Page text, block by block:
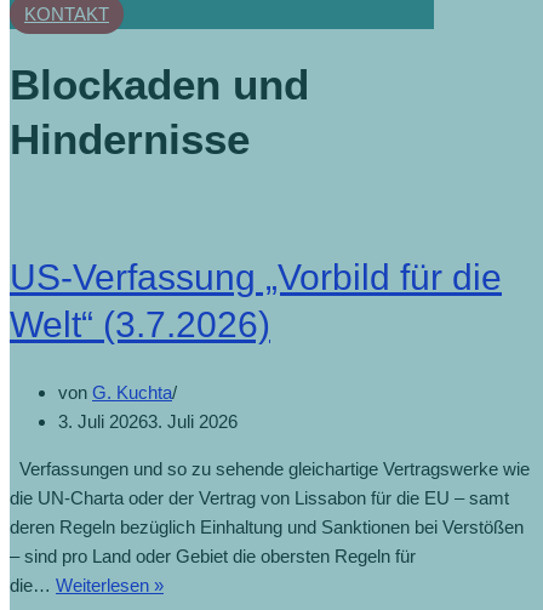
KONTAKT
Blockaden und
Hindernisse
US-Verfassung „Vorbild für die
Welt“ (3.7.2026)
von G. Kuchta
3. Juli 20263. Juli 2026
Verfassungen und so zu sehende gleichartige Vertragswerke wie
die UN-Charta oder der Vertrag von Lissabon für die EU – samt
deren Regeln bezüglich Einhaltung und Sanktionen bei Verstößen
– sind pro Land oder Gebiet die obersten Regeln für
die… Weiterlesen »